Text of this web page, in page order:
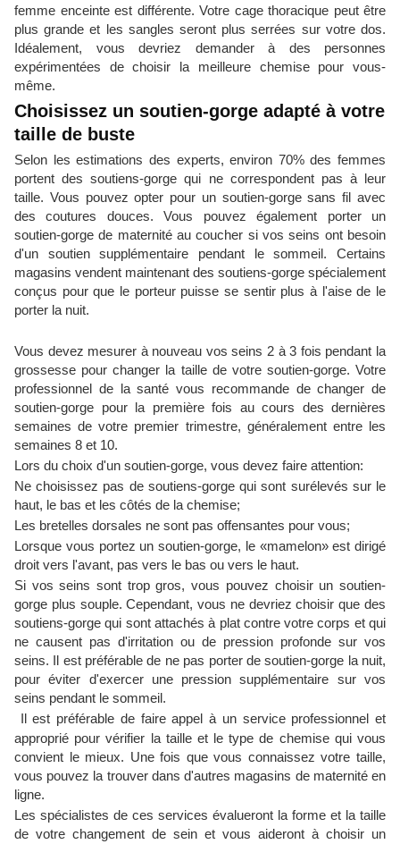
femme enceinte est différente. Votre cage thoracique peut être
plus grande et les sangles seront plus serrées sur votre dos.
Idéalement, vous devriez demander à des personnes
expérimentées de choisir la meilleure chemise pour vous-
même.
Choisissez un soutien-gorge adapté à votre
taille de buste
Selon les estimations des experts, environ 70% des femmes
portent des soutiens-gorge qui ne correspondent pas à leur
taille. Vous pouvez opter pour un soutien-gorge sans fil avec
des coutures douces. Vous pouvez également porter un
soutien-gorge de maternité au coucher si vos seins ont besoin
d'un soutien supplémentaire pendant le sommeil. Certains
magasins vendent maintenant des soutiens-gorge spécialement
conçus pour que le porteur puisse se sentir plus à l'aise de le
porter la nuit.
Vous devez mesurer à nouveau vos seins 2 à 3 fois pendant la
grossesse pour changer la taille de votre soutien-gorge. Votre
professionnel de la santé vous recommande de changer de
soutien-gorge pour la première fois au cours des dernières
semaines de votre premier trimestre, généralement entre les
semaines 8 et 10.
Lors du choix d'un soutien-gorge, vous devez faire attention:
Ne choisissez pas de soutiens-gorge qui sont surélevés sur le
haut, le bas et les côtés de la chemise;
Les bretelles dorsales ne sont pas offensantes pour vous;
Lorsque vous portez un soutien-gorge, le «mamelon» est dirigé
droit vers l'avant, pas vers le bas ou vers le haut.
Si vos seins sont trop gros, vous pouvez choisir un soutien-
gorge plus souple. Cependant, vous ne devriez choisir que des
soutiens-gorge qui sont attachés à plat contre votre corps et qui
ne causent pas d'irritation ou de pression profonde sur vos
seins. Il est préférable de ne pas porter de soutien-gorge la nuit,
pour éviter d'exercer une pression supplémentaire sur vos
seins pendant le sommeil.
Il est préférable de faire appel à un service professionnel et
approprié pour vérifier la taille et le type de chemise qui vous
convient le mieux. Une fois que vous connaissez votre taille,
vous pouvez la trouver dans d'autres magasins de maternité en
ligne.
Les spécialistes de ces services évalueront la forme et la taille
de votre changement de sein et vous aideront à choisir un